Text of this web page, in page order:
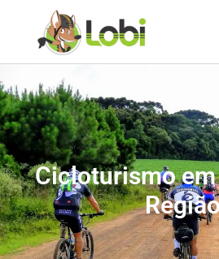
Cicloturismo